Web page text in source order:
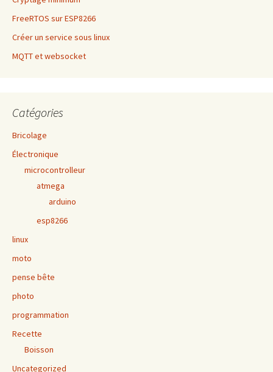
FreeRTOS sur ESP8266
Créer un service sous linux
MQTT et websocket
Catégories
Bricolage
Électronique
microcontrolleur
atmega
arduino
esp8266
linux
moto
pense bête
photo
programmation
Recette
Boisson
Uncategorized